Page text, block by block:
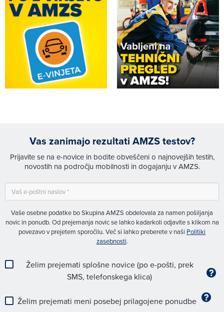
Vas zanimajo rezultati AMZS testov?
Prijavite se na e-novice in bodite obveščeni o najnovejših testih,
novostih na področju mobilnosti in dogajanju v AMZS.
Vaše osebne podatke bo Skupina AMZS obdelovala za namen pošiljanja
novic in ponudb. Od prejemanja novic se lahko kadarkoli odjavite s klikom na
povezavo v prejetem sporočilu. Več si lahko preberete v naši Politiki
zasebnosti.
Želim prejemati splošne novice (po e-pošti, prek
SMS, telefonskega klica)
Želim prejemati meni posebej prilagojene ponudbe